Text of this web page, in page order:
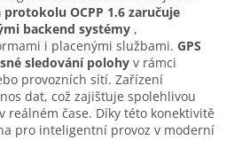
protokolu OCPP 1.6 zaručuje
backend systémy ,
i placenými službami. GPS
sledování polohy v rámci
provozních sítí. Zařízení
dat, což zajišťuje spolehlivou
reálném čase. Díky této konektivitě
pro inteligentní provoz v moderní